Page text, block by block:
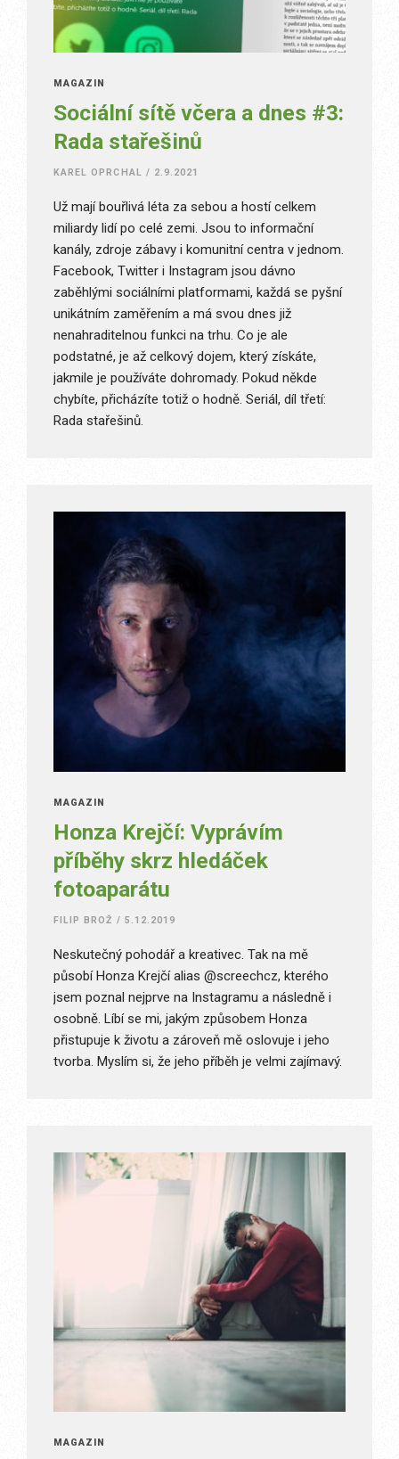
MAGAZÍN
Sociální sítě včera a dnes #3:
Rada stařešinů
KAREL OPRCHAL / 2.9.2021
Už mají bouřlivá léta za sebou a hostí celkem
miliardy lidí po celé zemi. Jsou to informační
kanály, zdroje zábavy i komunitní centra v jednom.
Facebook, Twitter i Instagram jsou dávno
zaběhlými sociálními platformami, každá se pyšní
unikátním zaměřením a má svou dnes již
nenahraditelnou funkci na trhu. Co je ale
podstatné, je až celkový dojem, který získáte,
jakmile je používáte dohromady. Pokud někde
chybíte, přicházíte totiž o hodně. Seriál, díl třetí:
Rada stařešinů.
MAGAZÍN
Honza Krejčí: Vyprávím
příběhy skrz hledáček
fotoaparátu
FILIP BROŽ / 5.12.2019
Neskutečný pohodář a kreativec. Tak na mě
působí Honza Krejčí alias @screechcz, kterého
jsem poznal nejprve na Instagramu a následně i
osobně. Líbí se mi, jakým způsobem Honza
přistupuje k životu a zároveň mě oslovuje i jeho
tvorba. Myslím si, že jeho příběh je velmi zajímavý.
MAGAZÍN